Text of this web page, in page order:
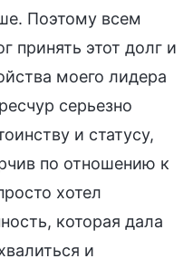
Поэтому всем
принять этот долг и
моего лидера
серьезно
и статусу,
по отношению к
хотел
которая дала
и